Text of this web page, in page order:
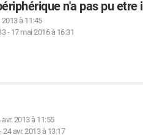
n'a pas pu etre
2013 à 11:45
- 17 mai 2016 à 16:31
avr. 2013 à 11:55
24 avr. 2013 à 13:17